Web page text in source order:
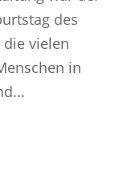
des
die vielen
in